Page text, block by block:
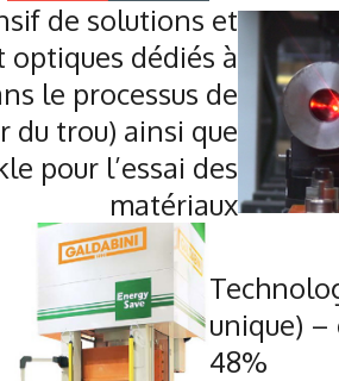
de solutions et
dédiés à
le processus de
du trou) ainsi que
pour l’essai des
matériaux
unique)
48%